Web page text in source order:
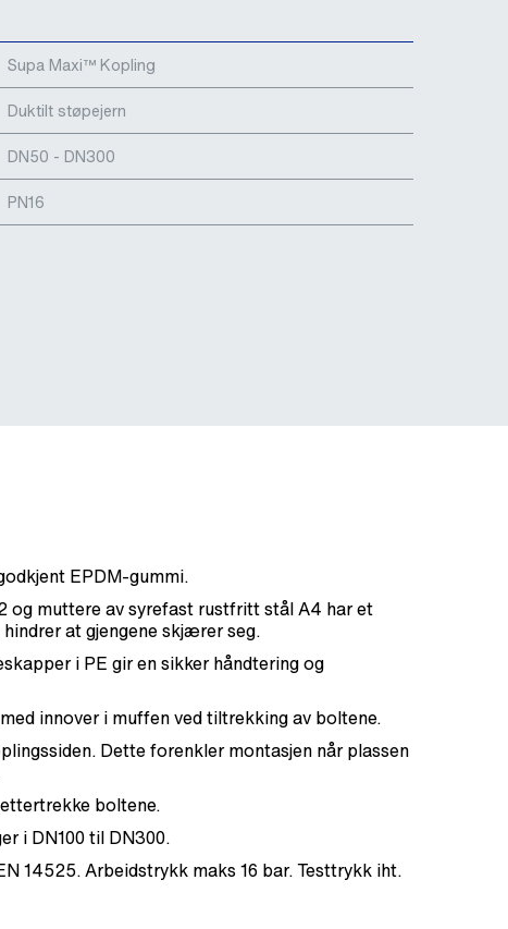
Supa Maxi™ Kopling
Duktilt støpejern
DN50 - DN300
PN16
EPDM-gummi.
og muttere av syrefast rustfritt stål A4 har et
at gjengene skjærer seg.
i PE gir en sikker håndtering og
innover i muffen ved tiltrekking av boltene.
Dette forenkler montasjen når plassen
boltene.
i DN100 til DN300.
14525. Arbeidstrykk maks 16 bar. Testtrykk iht.